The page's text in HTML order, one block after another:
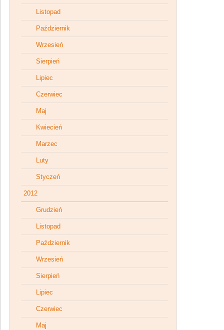
Listopad
Październik
Wrzesień
Sierpień
Lipiec
Czerwiec
Maj
Kwiecień
Marzec
Luty
Styczeń
2012
Grudzień
Listopad
Październik
Wrzesień
Sierpień
Lipiec
Czerwiec
Maj